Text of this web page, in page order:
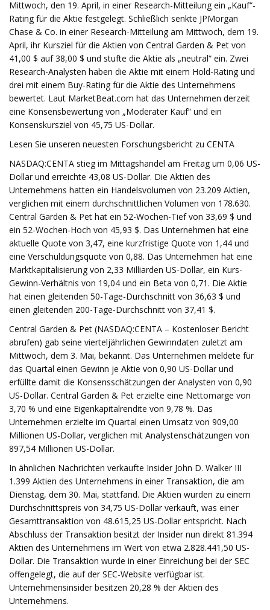
Mittwoch, den 19. April, in einer Research-Mitteilung ein „Kauf“-
Rating für die Aktie festgelegt. Schließlich senkte JPMorgan
Chase & Co. in einer Research-Mitteilung am Mittwoch, dem 19.
April, ihr Kursziel für die Aktien von Central Garden & Pet von
41,00 $ auf 38,00 $ und stufte die Aktie als „neutral“ ein. Zwei
Research-Analysten haben die Aktie mit einem Hold-Rating und
drei mit einem Buy-Rating für die Aktie des Unternehmens
bewertet. Laut MarketBeat.com hat das Unternehmen derzeit
eine Konsensbewertung von „Moderater Kauf“ und ein
Konsenskursziel von 45,75 US-Dollar.
Lesen Sie unseren neuesten Forschungsbericht zu CENTA
NASDAQ:CENTA stieg im Mittagshandel am Freitag um 0,06 US-
Dollar und erreichte 43,08 US-Dollar. Die Aktien des
Unternehmens hatten ein Handelsvolumen von 23.209 Aktien,
verglichen mit einem durchschnittlichen Volumen von 178.630.
Central Garden & Pet hat ein 52-Wochen-Tief von 33,69 $ und
ein 52-Wochen-Hoch von 45,93 $. Das Unternehmen hat eine
aktuelle Quote von 3,47, eine kurzfristige Quote von 1,44 und
eine Verschuldungsquote von 0,88. Das Unternehmen hat eine
Marktkapitalisierung von 2,33 Milliarden US-Dollar, ein Kurs-
Gewinn-Verhältnis von 19,04 und ein Beta von 0,71. Die Aktie
hat einen gleitenden 50-Tage-Durchschnitt von 36,63 $ und
einen gleitenden 200-Tage-Durchschnitt von 37,41 $.
Central Garden & Pet (NASDAQ:CENTA – Kostenloser Bericht
abrufen) gab seine vierteljährlichen Gewinndaten zuletzt am
Mittwoch, dem 3. Mai, bekannt. Das Unternehmen meldete für
das Quartal einen Gewinn je Aktie von 0,90 US-Dollar und
erfüllte damit die Konsensschätzungen der Analysten von 0,90
US-Dollar. Central Garden & Pet erzielte eine Nettomarge von
3,70 % und eine Eigenkapitalrendite von 9,78 %. Das
Unternehmen erzielte im Quartal einen Umsatz von 909,00
Millionen US-Dollar, verglichen mit Analystenschätzungen von
897,54 Millionen US-Dollar.
In ähnlichen Nachrichten verkaufte Insider John D. Walker III
1.399 Aktien des Unternehmens in einer Transaktion, die am
Dienstag, dem 30. Mai, stattfand. Die Aktien wurden zu einem
Durchschnittspreis von 34,75 US-Dollar verkauft, was einer
Gesamttransaktion von 48.615,25 US-Dollar entspricht. Nach
Abschluss der Transaktion besitzt der Insider nun direkt 81.394
Aktien des Unternehmens im Wert von etwa 2.828.441,50 US-
Dollar. Die Transaktion wurde in einer Einreichung bei der SEC
offengelegt, die auf der SEC-Website verfügbar ist.
Unternehmensinsider besitzen 20,28 % der Aktien des
Unternehmens.